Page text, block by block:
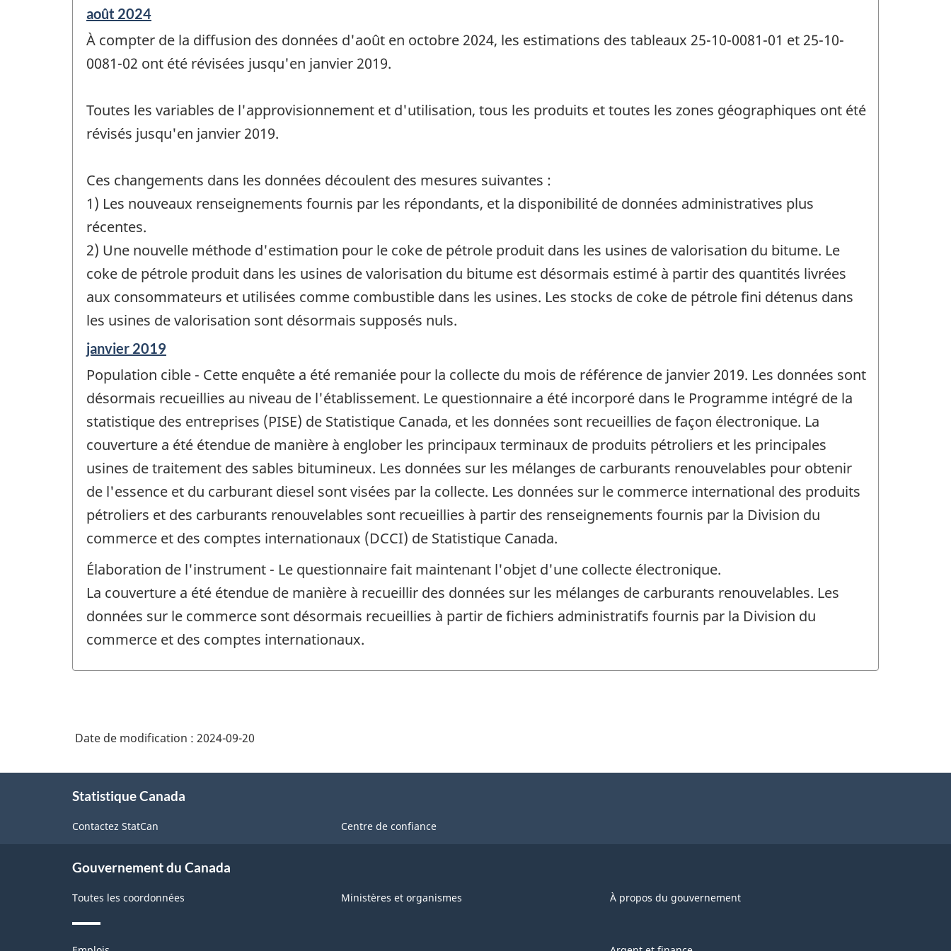
Période
de
référence
de
août 2024
À compter de la diffusion des données d'août en octobre 2024, les estimations des tableaux 25-10-0081-01 et 25-10-
0081-02 ont été révisées jusqu'en janvier 2019.
Toutes les variables de l'approvisionnement et d'utilisation, tous les produits et toutes les zones géographiques ont été
révisés jusqu'en janvier 2019.
Ces changements dans les données découlent des mesures suivantes :
1) Les nouveaux renseignements fournis par les répondants, et la disponibilité de données administratives plus
récentes.
2) Une nouvelle méthode d'estimation pour le coke de pétrole produit dans les usines de valorisation du bitume. Le
coke de pétrole produit dans les usines de valorisation du bitume est désormais estimé à partir des quantités livrées
aux consommateurs et utilisées comme combustible dans les usines. Les stocks de coke de pétrole fini détenus dans
les usines de valorisation sont désormais supposés nuls.
Période
référence
de
-
janvier 2019
Population cible - Cette enquête a été remaniée pour la collecte du mois de référence de janvier 2019. Les données sont
désormais recueillies au niveau de l'établissement. Le questionnaire a été incorporé dans le Programme intégré de la
statistique des entreprises (PISE) de Statistique Canada, et les données sont recueillies de façon électronique. La
couverture a été étendue de manière à englober les principaux terminaux de produits pétroliers et les principales
usines de traitement des sables bitumineux. Les données sur les mélanges de carburants renouvelables pour obtenir
de l'essence et du carburant diesel sont visées par la collecte. Les données sur le commerce international des produits
pétroliers et des carburants renouvelables sont recueillies à partir des renseignements fournis par la Division du
commerce et des comptes internationaux (DCCI) de Statistique Canada.
Élaboration de l'instrument - Le questionnaire fait maintenant l'objet d'une collecte électronique.
La couverture a été étendue de manière à recueillir des données sur les mélanges de carburants renouvelables. Les
données sur le commerce sont désormais recueillies à partir de fichiers administratifs fournis par la Division du
commerce et des comptes internationaux.
Date de modification : 2024-09-20
Statistique Canada
Contactez StatCan Centre de confiance
Gouvernement du Canada
Toutes les coordonnées Ministères et organismes À propos du gouvernement
Thèmes